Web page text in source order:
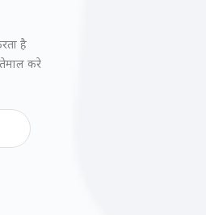
है
करे